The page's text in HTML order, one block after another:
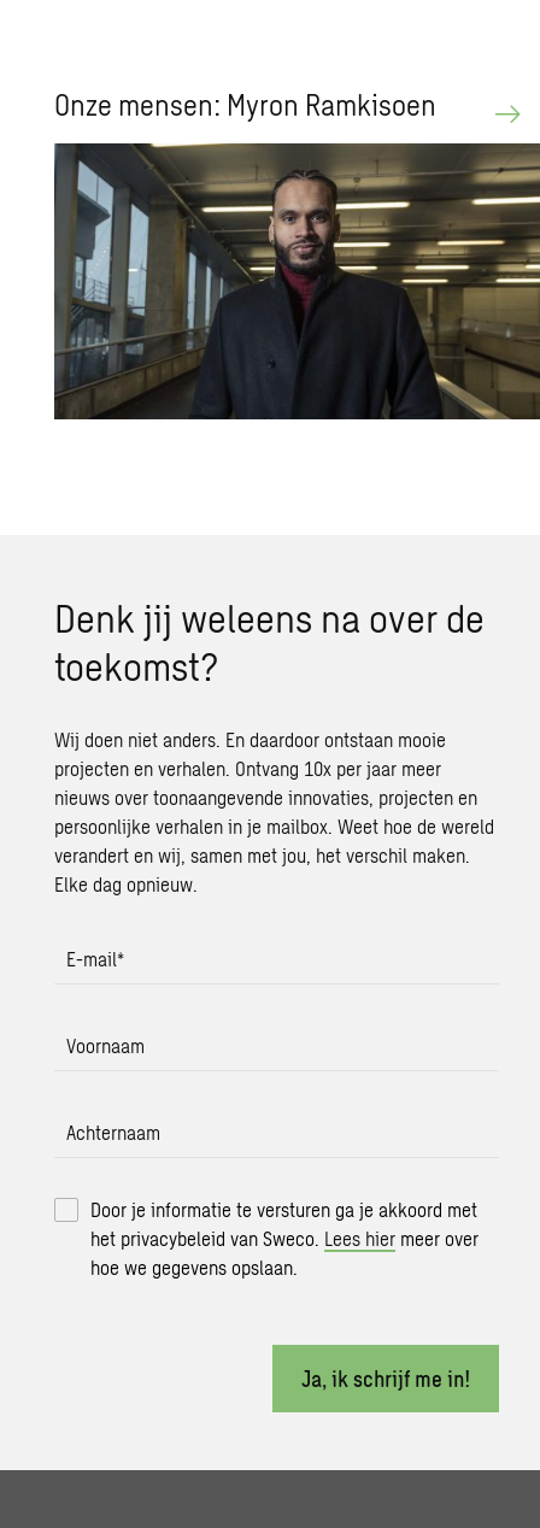
Onze men­sen: Myron Ram­ki­soen
Denk jij wel­eens na over de
toe­komst?
Wij doen niet anders. En daardoor ontstaan mooie
projecten en verhalen. Ontvang 10x per jaar meer
nieuws over toonaangevende innovaties, projecten en
persoonlijke verhalen in je mailbox. Weet hoe de wereld
verandert en wij, samen met jou, het verschil maken.
Elke dag opnieuw.
E-mail*
Voornaam
Achternaam
Door je informatie te versturen ga je akkoord met
het privacybeleid van Sweco. Lees hier meer over
hoe we gegevens opslaan.
Ja, ik schrijf me in!